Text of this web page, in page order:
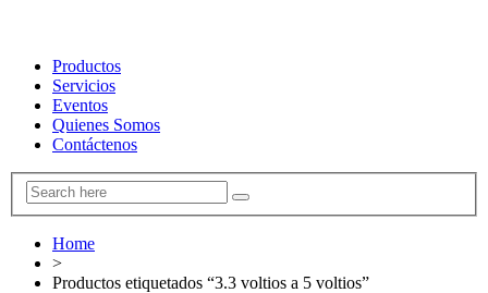
Productos
Servicios
Eventos
Quienes Somos
Contáctenos
Home
>
Productos etiquetados “3.3 voltios a 5 voltios”